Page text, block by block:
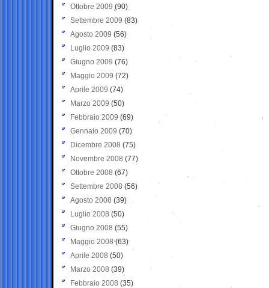
Ottobre 2009 (90)
Settembre 2009 (83)
Agosto 2009 (56)
Luglio 2009 (83)
Giugno 2009 (76)
Maggio 2009 (72)
Aprile 2009 (74)
Marzo 2009 (50)
Febbraio 2009 (69)
Gennaio 2009 (70)
Dicembre 2008 (75)
Novembre 2008 (77)
Ottobre 2008 (67)
Settembre 2008 (56)
Agosto 2008 (39)
Luglio 2008 (50)
Giugno 2008 (55)
Maggio 2008(63)
Aprile 2008 (50)
Marzo 2008 (39)
Febbraio 2008 (35)